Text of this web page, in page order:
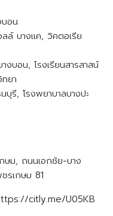
อน
ล์ บางแค, วิคตอเรีย
บอน, โรงเรียนสารสาสน์
ยา
บุรี, โรงพยาบาลบางปะ
ษม, ถนนเอกชัย-บาง
รเกษม 81
citly.me/U05KB